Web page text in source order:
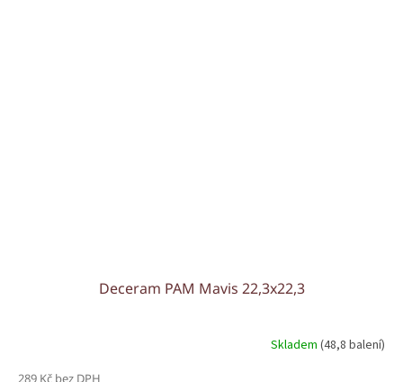
Deceram PAM Mavis 22,3x22,3
Skladem (48,8 balení)
289 Kč bez DPH